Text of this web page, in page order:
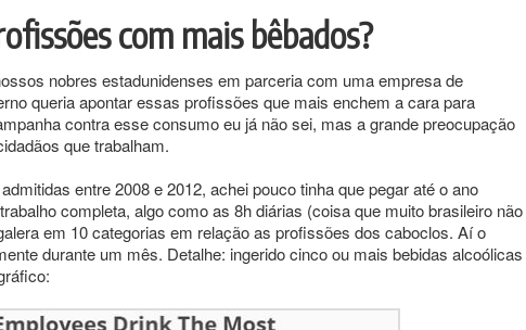
com mais bêbados?
nobres estadunidenses em parceria com uma empresa de
queria apontar essas profissões que mais enchem a cara para
contra esse consumo eu já não sei, mas a grande preocupação
que trabalham.
entre 2008 e 2012, achei pouco tinha que pegar até o ano
completa, algo como as 8h diárias (coisa que muito brasileiro não
em 10 categorias em relação as profissões dos caboclos. Aí o
durante um mês. Detalhe: ingerido cinco ou mais bebidas alcoólicas